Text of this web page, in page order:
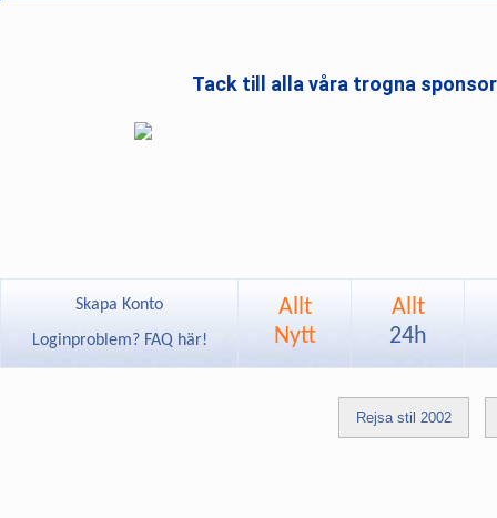
Tack till alla våra trogna
Skapa Konto
Loginproblem? FAQ här!
Allt
Nytt
Allt
24h
Rejsa stil 2002